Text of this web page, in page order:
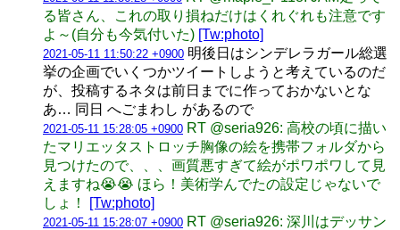
る皆さん、これの取り損ねだけはくれぐれも注意です
よ～(自分も今気付いた) [Tw:photo]
2021-05-11 11:50:22 +0900 明後日はシンデレラガール総選
挙の企画でいくつかツイートしようと考えているのだ
が、投稿するネタは前日までに作っておかないとな
あ… 同日 へごまわし があるので
2021-05-11 15:28:05 +0900 RT @seria926: 高校の頃に描い
たマリエッタストロッチ胸像の絵を携帯フォルダから
見つけたので、、、画質悪すぎて絵がポワポワして見
えますね😭😭 ほら！美術学んでたの設定じゃないで
しょ！
[Tw:photo]
2021-05-11 15:28:07 +0900 RT @seria926: 深川はデッサン